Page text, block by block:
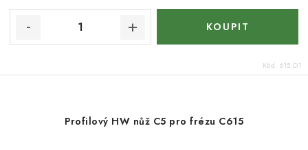
Kód: 615.D1
Profilový HW nůž C5 pro frézu C615